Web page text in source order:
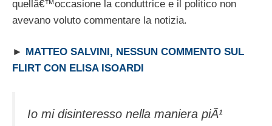
quellâ€™occasione la conduttrice e il politico non
avevano voluto commentare la notizia.
►
MATTEO SALVINI, NESSUN COMMENTO SUL
FLIRT CON ELISA ISOARDI
Io mi disinteresso nella maniera piÃ¹